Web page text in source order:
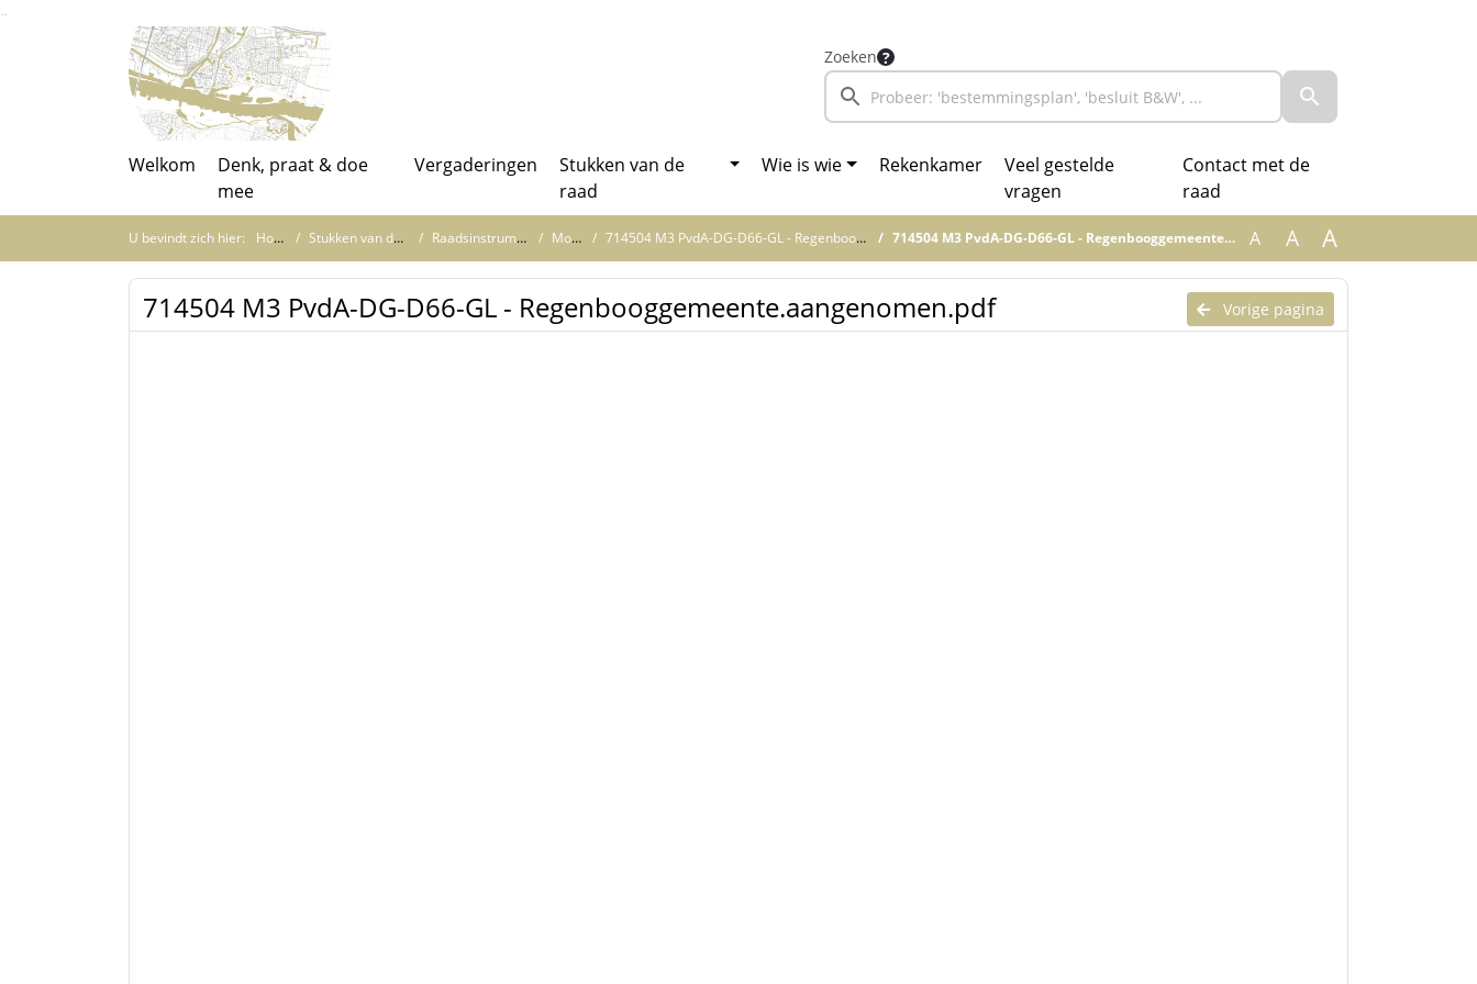
Ga naar de inhoud van deze pagina
Ga naar het zoeken
Ga naar het menu
Zoeken
Welkom
Denk, praat & doe
mee
Vergaderingen
Stukken van de
raad
Wie is wie Rekenkamer
Veel gestelde
vragen
Contact met de
raad
U bevindt zich hier: Home Stukken van de raad Raadsinstrumenten Moties 714504 M3 PvdA-DG-D66-GL - Regenbooggemeente 714504 M3 PvdA-DG-D66-GL - Regenbooggemeente.aangenomen.pdf A A A
Vorige pagina
714504 M3 PvdA-DG-D66-GL - Regenbooggemeente.aangenomen.pdf